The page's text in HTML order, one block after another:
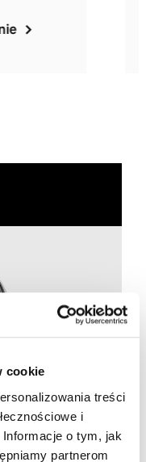
cookie
treści
i
o tym, jak
partnerom